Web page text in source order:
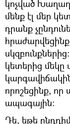
կոչված
մենք էլ մեր
դրանք
կետերից մեկը
որոշեցինք, որ
ապագային։
Դե, եթե